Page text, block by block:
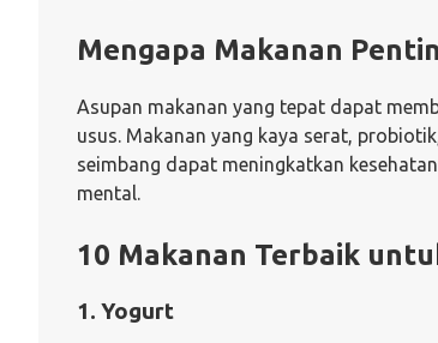
Mengapa Makanan
Asupan makanan yang tepat dapat
usus. Makanan yang kaya serat,
seimbang dapat meningkatkan
mental.
10 Makanan Terbaik
1. Yogurt